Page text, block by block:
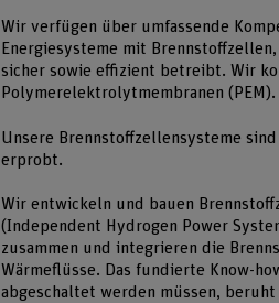
Wir verfügen über umfassende
Energiesysteme mit Brennstoffzellen,
sicher sowie effizient betreibt. Wir
Polymerelektrolytmembranen (PEM).
Unsere Brennstoffzellensysteme
erprobt.
Wir entwickeln und bauen
(Independent Hydrogen Power
zusammen und integrieren die
Wärmeflüsse. Das fundierte Know-
abgeschaltet werden müssen,